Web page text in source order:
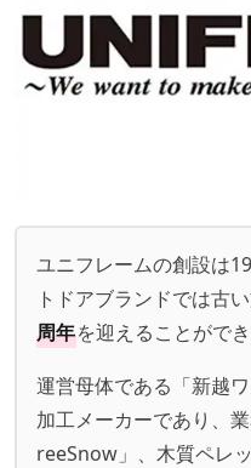
ユニフレームの創設は
トドアブランドでは古
周年を迎えることができ
運営母体である「新越
加工メーカーであり、
reeSnow」、木質ペレ